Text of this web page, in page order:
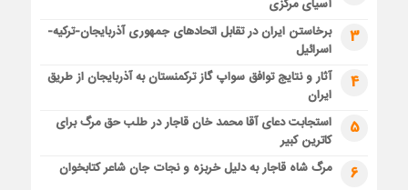
آسیای مرکزی
3
برخاستن ایران در تقابل اتحادهای جمهوری آذربایجان-ترکیه-
اسرائیل
4
آثار و نتایج توافق سواپ گاز ترکمنستان به آذربایجان از طریق
ایران
5
استجابت دعای آقا محمد خان قاجار در طلب حق مرگ برای
کاترین کبیر
6 مرگ شاه قاجار به دلیل خربزه و نجات جان شاعر کتابخوان